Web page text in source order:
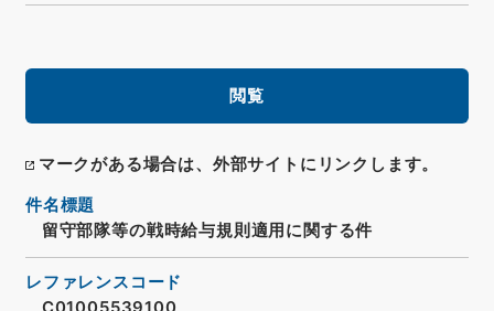
閲覧
マークがある場合は、外部サイトにリンクします。
件名標題
留守部隊等の戦時給与規則適用に関する件
レファレンスコード